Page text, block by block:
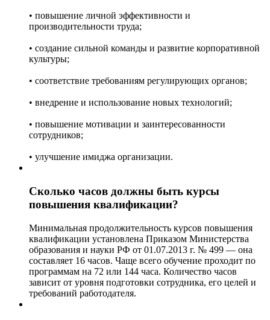
• повышение личной эффективности и
производительности труда;
• создание сильной команды и развитие корпоративной
культуры;
• соответствие требованиям регулирующих органов;
• внедрение и использование новых технологий;
• повышение мотивации и заинтересованности
сотрудников;
• улучшение имиджа организации.
Сколько часов должны быть курсы
повышения квалификации?
Минимальная продолжительность курсов повышения
квалификации установлена Приказом Министерства
образования и науки РФ от 01.07.2013 г. № 499 — она
составляет 16 часов. Чаще всего обучение проходит по
программам на 72 или 144 часа. Количество часов
зависит от уровня подготовки сотрудника, его целей и
требований работодателя.